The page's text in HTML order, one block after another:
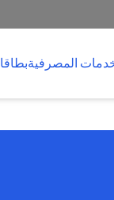
المصرفية